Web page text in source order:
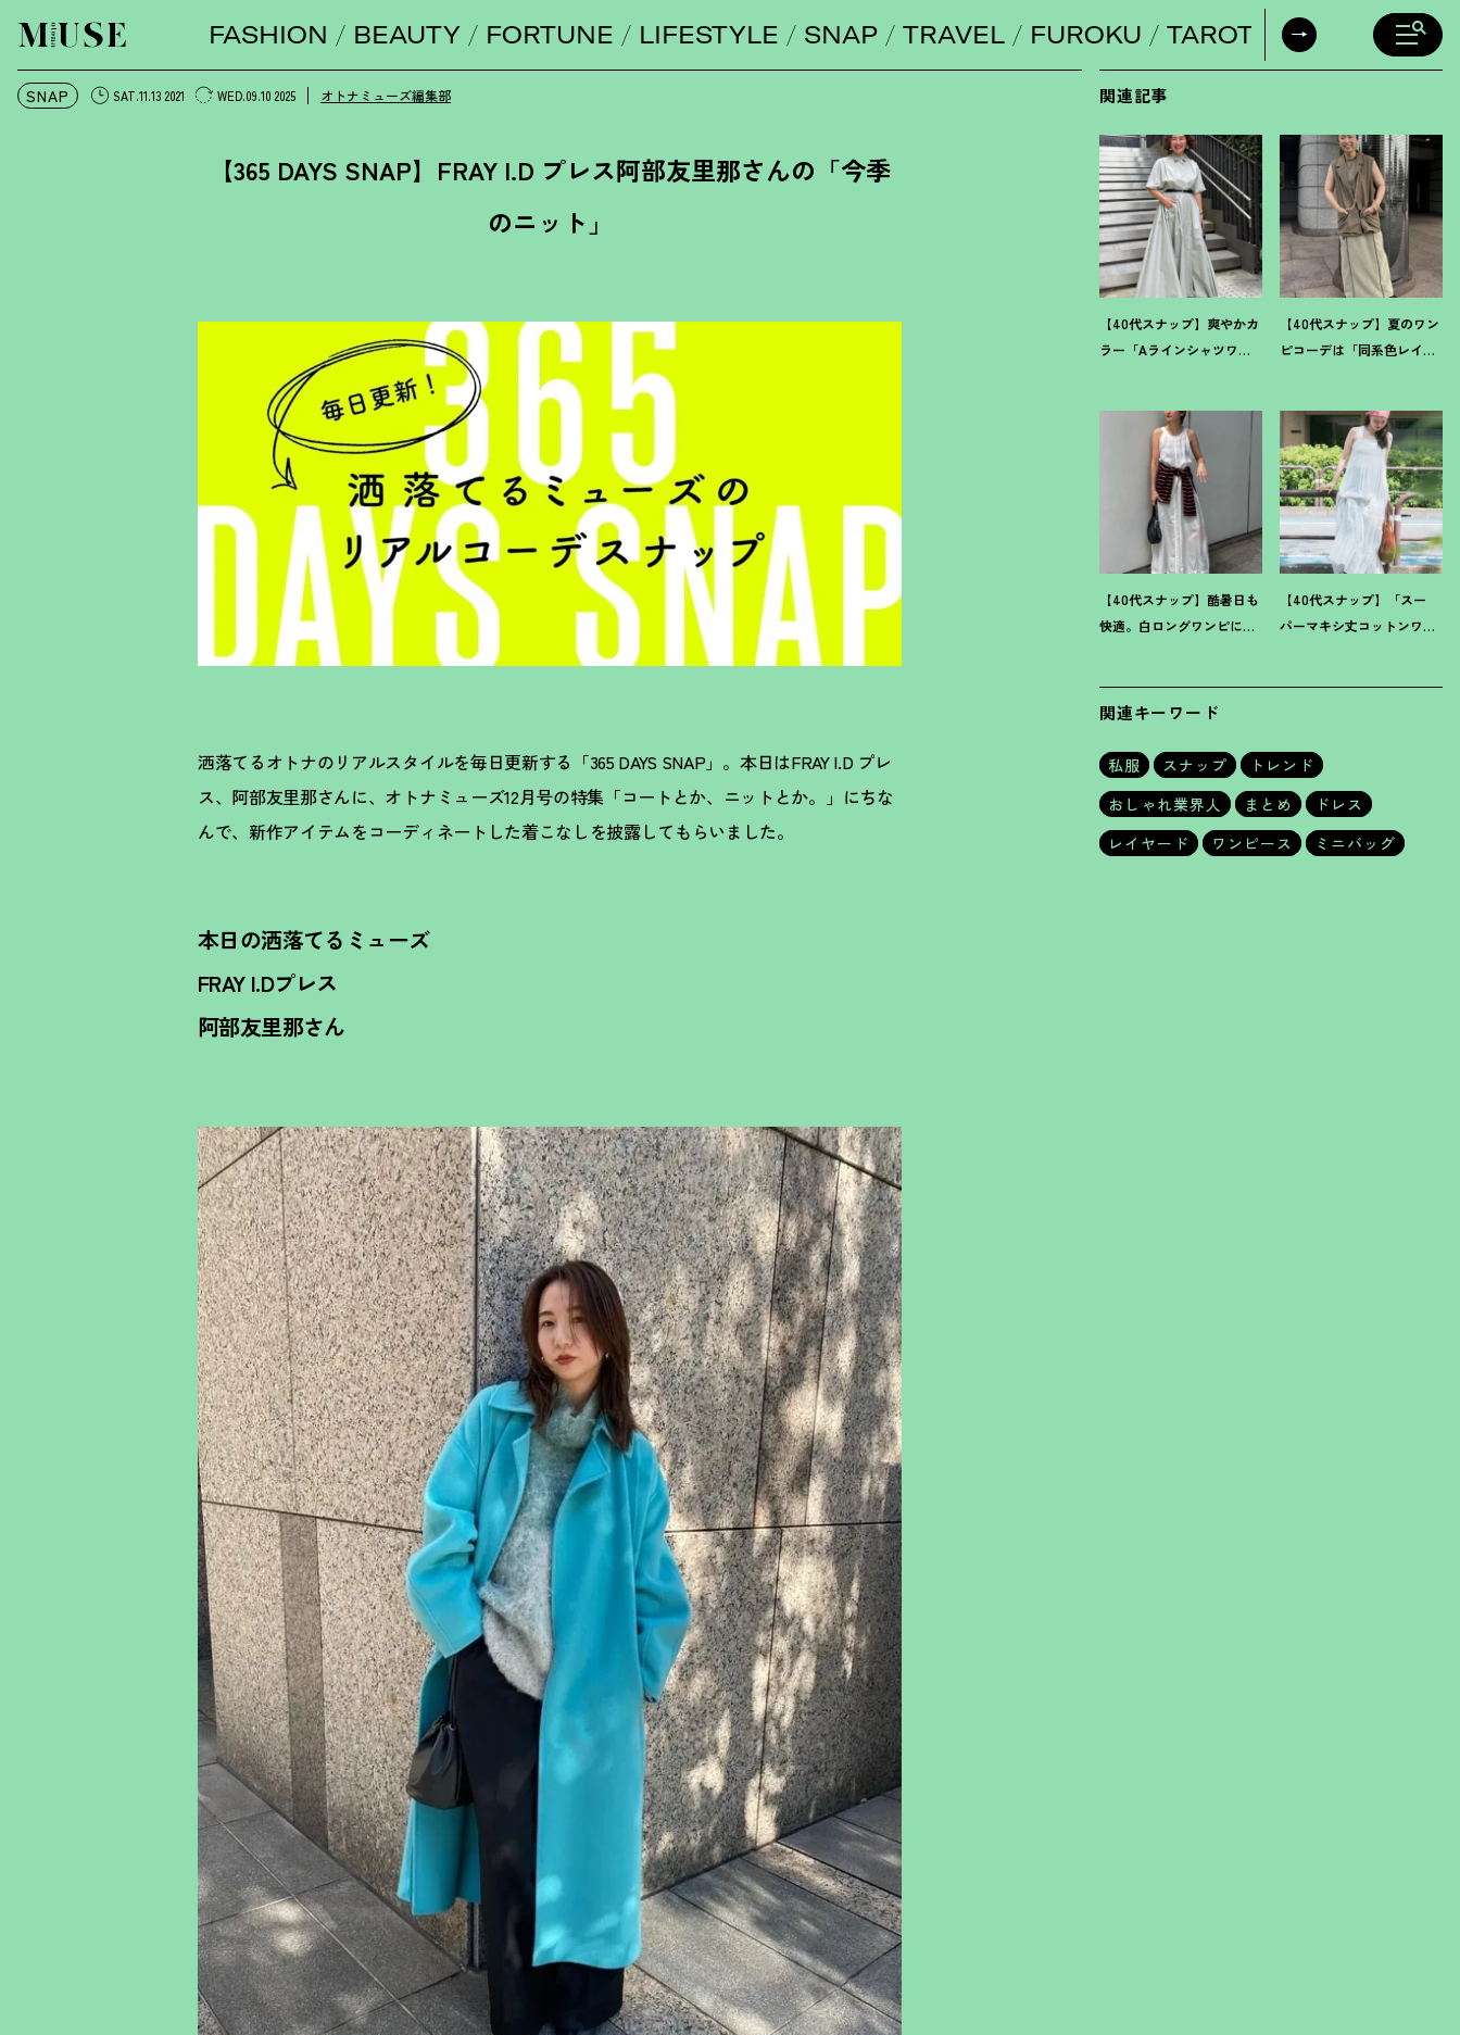
オトナミューズ ウェブFASHION BEAUTY FORTUNE LIFESTYLE SNAP TRAVEL FUROKU TAROT DAILY
SNAP SAT.11.13 2021 WED.09.10 2025 オトナミューズ編集部
【365 DAYS SNAP】FRAY I.D プレス阿部友里那さんの「今季
のニット」
洒落てるオトナのリアルスタイルを毎日更新する「365 DAYS SNAP」。本日はFRAY I.D プレ
ス、阿部友里那さんに、オトナミューズ12月号の特集「コートとか、ニットとか。」にちな
んで、新作アイテムをコーディネートした着こなしを披露してもらいました。
本日の洒落てるミューズ
FRAY I.Dプレス
阿部友里那さん
関連記事
【40代スナップ】爽やかカ
ラー「Aラインシャツワン
【40代スナップ】夏のワン
ピコーデは「同系色レイ
【40代スナップ】酷暑日も
快適。白ロングワンピに
【40代スナップ】「スー
パーマキシ丈コットンワン
関連キーワード
私服 スナップ
トレンド
おしゃれ業界人
まとめ
ドレス
レイヤード
ワンピース ミニバッグ